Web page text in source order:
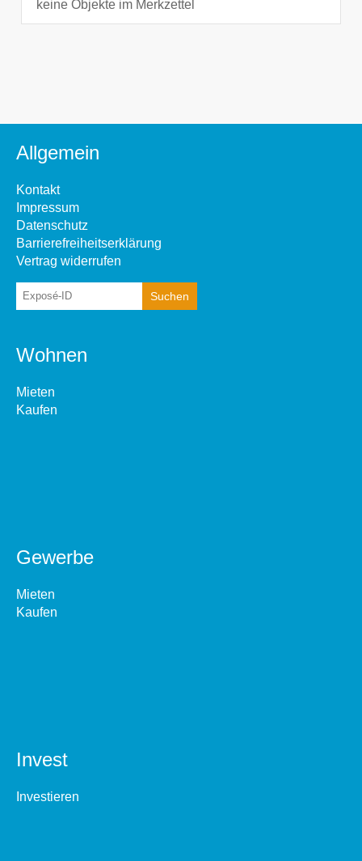
keine Objekte im Merkzettel
Allgemein
Kontakt
Impressum
Datenschutz
Barrierefreiheitserklärung
Vertrag widerrufen
Wohnen
Mieten
Kaufen
Gewerbe
Mieten
Kaufen
Invest
Investieren